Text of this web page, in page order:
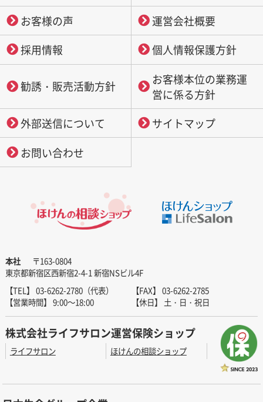
お客様の声
運営会社概要
採用情報
個人情報保護方針
勧誘・販売活動方針
お客様本位の業務運
営に係る方針
外部送信について
サイトマップ
お問い合わせ
本社
〒163-0804
東京都新宿区西新宿2-4-1 新宿NSビル4F
【TEL】 03-6262-2780（代表）
【FAX】 03-6262-2785
【営業時間】 9:00～18:00
【休日】 土・日・祝日
株式会社ライフサロン運営保険ショップ
ライフサロン ほけんの相談ショップ